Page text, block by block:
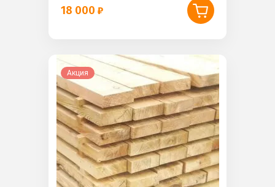
18 000
Акция